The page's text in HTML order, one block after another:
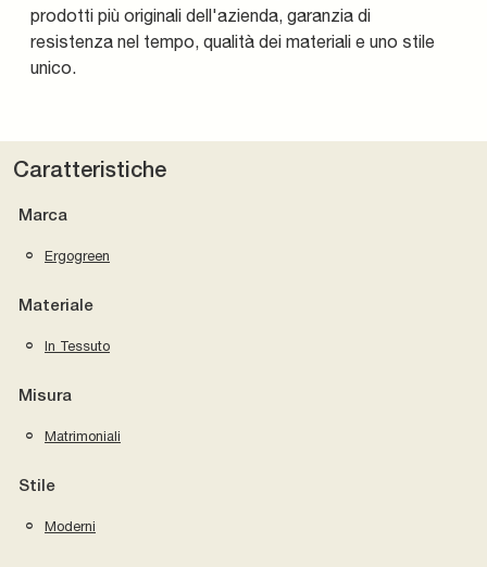
prodotti più originali dell'azienda, garanzia di
resistenza nel tempo, qualità dei materiali e uno stile
unico.
Caratteristiche
Marca
Ergogreen
Materiale
In Tessuto
Misura
Matrimoniali
Stile
Moderni